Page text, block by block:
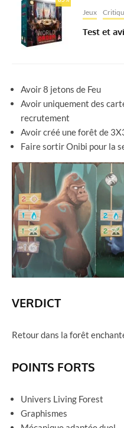
Jeux
Test et
Avoir 8 jetons de Feu
Avoir uniquement des
recrutement
Avoir créé une forêt de
Faire sortir Onibi pour la
VERDICT
Retour dans la forêt
POINTS FORTS
Univers Living Forest
Graphismes